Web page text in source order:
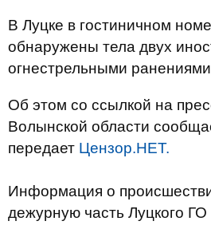
В Луцке в гостиничном
обнаружены тела двух
огнестрельными
Об этом со ссылкой на
Волынской области
передает Цензор.НЕТ.
Информация о
дежурную часть Луцкого